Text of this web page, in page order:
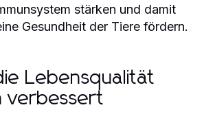
stärken und damit
Gesundheit der Tiere fördern.
Lebensqualität
verbessert